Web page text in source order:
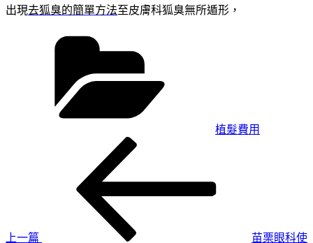
出現去狐臭的簡單方法至皮膚科狐臭無所遁形，
植髮費用
上一篇
苗栗眼科使